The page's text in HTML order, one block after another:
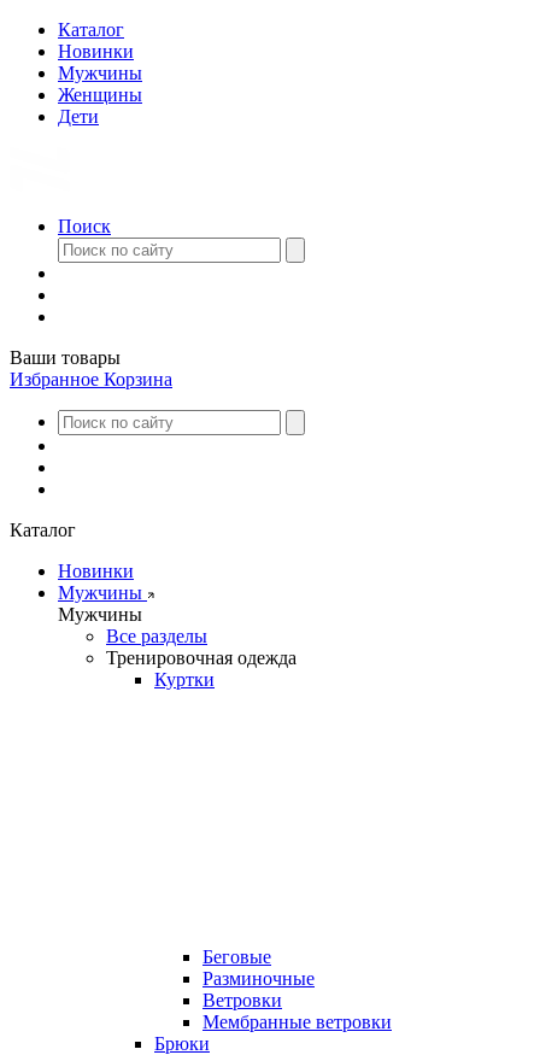
Каталог
Новинки
Мужчины
Женщины
Дети
Поиск
Ваши товары
Избранное Корзина
Каталог
Новинки
Мужчины
Мужчины
Все разделы
Тренировочная одежда
Куртки
Беговые
Разминочные
Ветровки
Мембранные ветровки
Брюки